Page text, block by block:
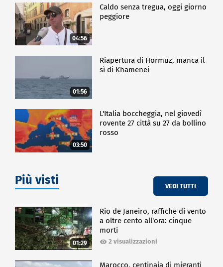
04:56
Caldo senza tregua, oggi giorno
peggiore
01:56
Riapertura di Hormuz, manca il
sì di Khamenei
03:50
L'Italia boccheggia, nel giovedì
rovente 27 città su 27 da bollino
rosso
Più visti VEDI TUTTI
01:29
Rio de Janeiro, raffiche di vento
a oltre cento all'ora: cinque
morti
2 visualizzazioni
Marocco, centinaia di migranti